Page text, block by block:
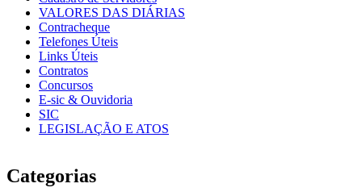
VALORES DAS DIÁRIAS
Contracheque
Telefones Úteis
Links Úteis
Contratos
Concursos
E-sic & Ouvidoria
SIC
LEGISLAÇÃO E ATOS
Categorias